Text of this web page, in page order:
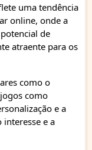
uma tendência
online, onde a
de
atraente para os
como o
como
e a
e a